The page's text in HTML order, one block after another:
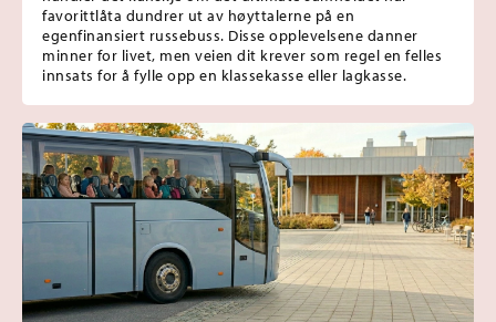
favorittlåta dundrer ut av høyttalerne på en
egenfinansiert russebuss. Disse opplevelsene danner
minner for livet, men veien dit krever som regel en felles
innsats for å fylle opp en klassekasse eller lagkasse.